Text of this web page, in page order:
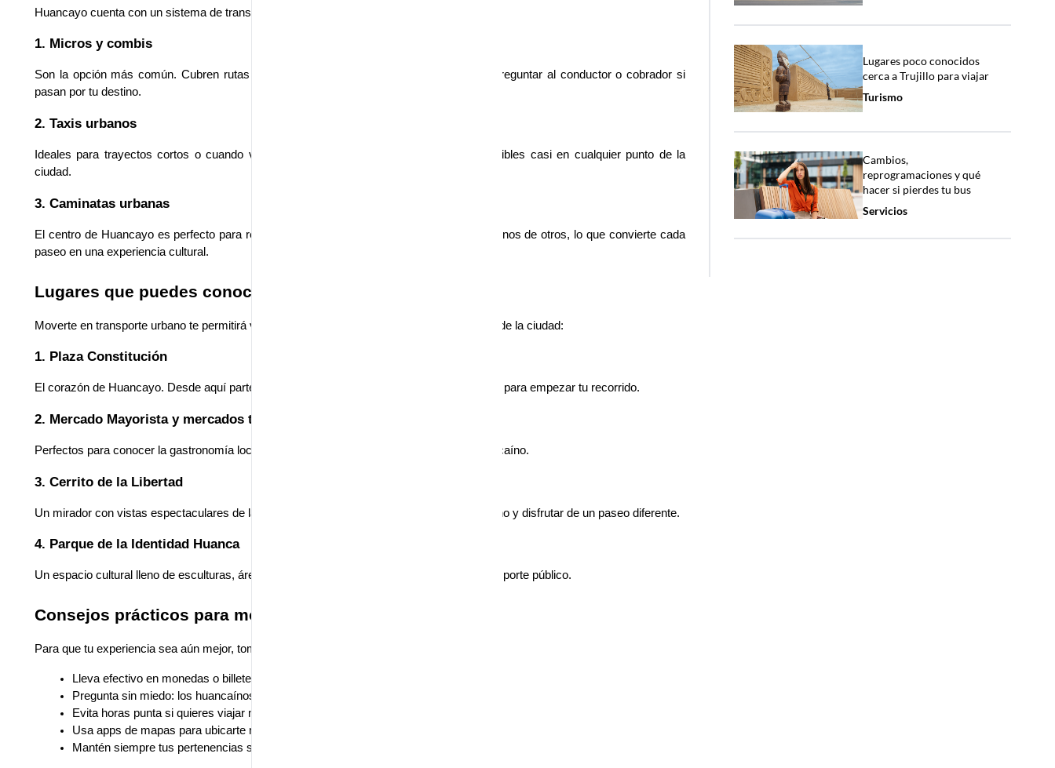
Huancayo cuenta con un sistema de transporte urbano variado y fácil de usar:
1. Micros y combis
Son la opción más común. Cubren rutas principales y barrios tradicionales. Basta con preguntar al conductor o cobrador si
pasan por tu destino.
2. Taxis urbanos
Ideales para trayectos cortos o cuando viajas en grupo. Son accesibles y están disponibles casi en cualquier punto de la
ciudad.
3. Caminatas urbanas
El centro de Huancayo es perfecto para recorrerlo a pie. Muchos atractivos están cerca unos de otros, lo que convierte cada
paseo en una experiencia cultural.
Lugares que puedes conocer usando transporte público
Moverte en transporte urbano te permitirá visitar algunos de los puntos más emblemáticos de la ciudad:
1. Plaza Constitución
El corazón de Huancayo. Desde aquí parten muchas rutas de transporte y es el punto ideal para empezar tu recorrido.
2. Mercado Mayorista y mercados tradicionales
Perfectos para conocer la gastronomía local, probar frutas del valle y vivir el día a día huancaíno.
3. Cerrito de la Libertad
Un mirador con vistas espectaculares de la ciudad. Puedes llegar en taxi o transporte urbano y disfrutar de un paseo diferente.
4. Parque de la Identidad Huanca
Un espacio cultural lleno de esculturas, áreas verdes y simbolismo local, accesible en transporte público.
Consejos prácticos para moverte como local
Para que tu experiencia sea aún mejor, toma en cuenta estos tips:
Lleva efectivo en monedas o billetes pequeños
Pregunta sin miedo: los huancaínos son amables y siempre ayudan
Evita horas punta si quieres viajar más cómodo
Usa apps de mapas para ubicarte mejor
Mantén siempre tus pertenencias seguras
Lugares poco conocidos
cerca a Trujillo para viajar
Turismo
Cambios,
reprogramaciones y qué
hacer si pierdes tu bus
Servicios